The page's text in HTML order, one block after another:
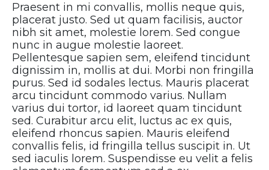
Praesent in mi convallis, mollis neque quis,
placerat justo. Sed ut quam facilisis, auctor
nibh sit amet, molestie lorem. Sed congue
nunc in augue molestie laoreet.
Pellentesque sapien sem, eleifend tincidunt
dignissim in, mollis at dui. Morbi non fringilla
purus. Sed id sodales lectus. Mauris placerat
arcu tincidunt commodo varius. Nullam
varius dui tortor, id laoreet quam tincidunt
sed. Curabitur arcu elit, luctus ac ex quis,
eleifend rhoncus sapien. Mauris eleifend
convallis felis, id fringilla tellus suscipit in. Ut
sed iaculis lorem. Suspendisse eu velit a felis